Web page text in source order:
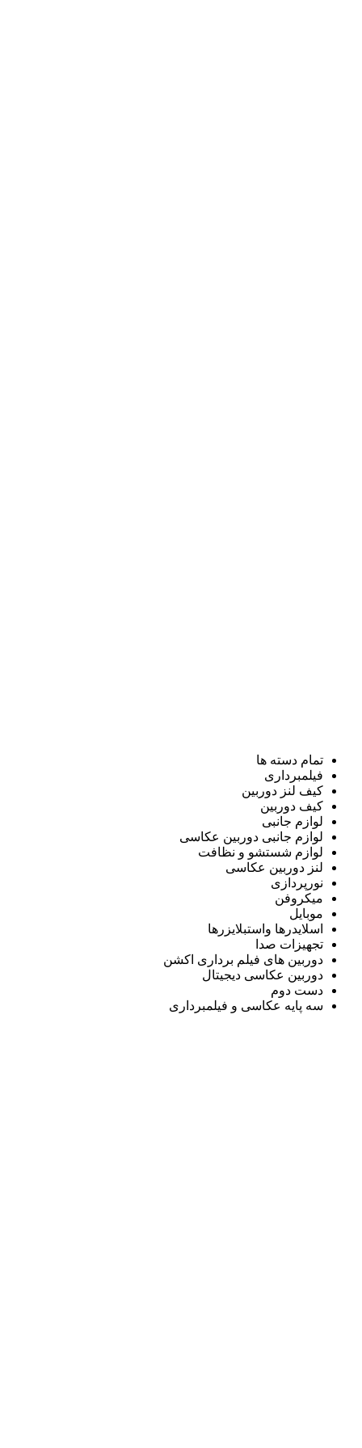
تمام دسته ها
فیلمبرداری
کیف لنز دوربین
کیف دوربین
لوازم جانبی
لوازم جانبی دوربین عکاسی
لوازم شستشو و نظافت
لنز دوربین عکاسی
نورپردازی
میکروفن
موبایل
اسلایدرها واستبلایزرها
تجهیزات صدا
دوربین های فیلم برداری اکشن
دوربین عکاسی دیجیتال
دست دوم
سه پایه عکاسی و فیلمبرداری